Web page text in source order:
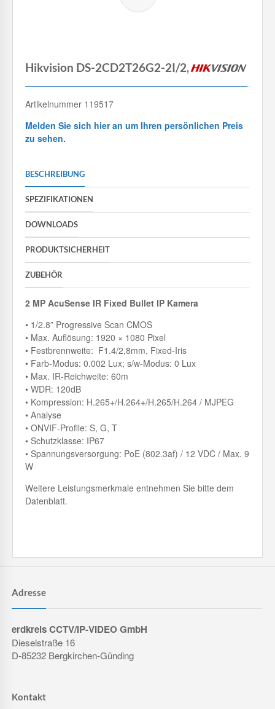
Hikvision DS-2CD2T26G2-2I/2,8mm (EOL)
Artikelnummer 119517
Melden Sie sich hier an um Ihren persönlichen Preis
zu sehen.
BESCHREIBUNG
SPEZIFIKATIONEN
DOWNLOADS
PRODUKTSICHERHEIT
ZUBEHÖR
2 MP AcuSense IR Fixed Bullet IP Kamera
• 1/2.8” Progressive Scan CMOS
• Max. Auflösung: 1920 × 1080 Pixel
• Festbrennweite: F1.4/2,8mm, Fixed-Iris
• Farb-Modus: 0.002 Lux; s/w-Modus: 0 Lux
• Max. IR-Reichweite: 60m
• WDR: 120dB
• Kompression: H.265+/H.264+/H.265/H.264 / MJPEG
• Analyse
• ONVIF-Profile: S, G, T
• Schutzklasse: IP67
• Spannungsversorgung: PoE (802.3af) / 12 VDC / Max. 9
W
Weitere Leistungsmerkmale entnehmen Sie bitte dem
Datenblatt.
Adresse
erdkreis CCTV/IP-VIDEO GmbH
Dieselstraße 16
D-85232 Bergkirchen-Günding
Kontakt